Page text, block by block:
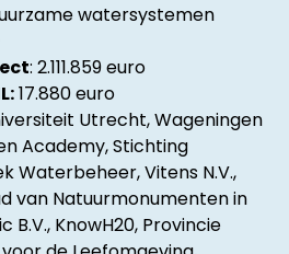
watersystemen
: 2.111.859 euro
17.880 euro
Utrecht, Wageningen
Academy, Stichting
Waterbeheer, Vitens N.V.,
van Natuurmonumenten in
B.V., KnowH20, Provincie